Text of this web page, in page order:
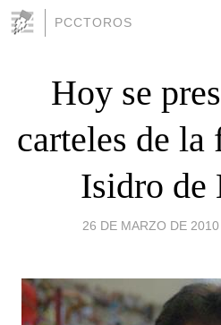
PCCTOROS
Hoy se
carteles de la
Isidro de
26 DE MARZO DE